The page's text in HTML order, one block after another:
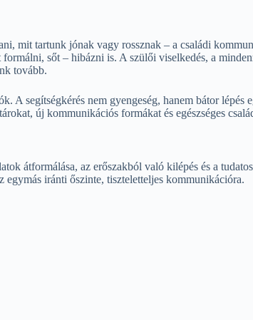
mit tartunk jónak vagy rossznak – a családi
sőt – hibázni is. A szülői viselkedés, a
tovább.
segítségkérés nem gyengeség, hanem bátor lépés
új kommunikációs formákat és egészséges
átformálása, az erőszakból való kilépés és a
iránti őszinte, tiszteletteljes kommunikációra.